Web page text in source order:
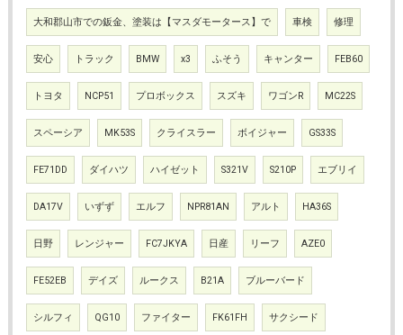
大和郡山市での鈑金、塗装は【マスダモータース】で 車検 修理
安心 トラック BMW x3 ふそう キャンター FEB60
トヨタ NCP51 プロボックス スズキ ワゴンR MC22S
スペーシア MK53S クライスラー ボイジャー GS33S
FE71DD ダイハツ ハイゼット S321V S210P エブリイ
DA17V いずず エルフ NPR81AN アルト HA36S
日野 レンジャー FC7JKYA 日産 リーフ AZE0
FE52EB デイズ ルークス B21A ブルーバード
シルフィ QG10 ファイター FK61FH サクシード